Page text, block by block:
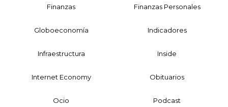
Finanzas Finanzas Personales
Globoeconomía Indicadores
Infraestructura Inside
Internet Economy Obituarios
Ocio Podcast